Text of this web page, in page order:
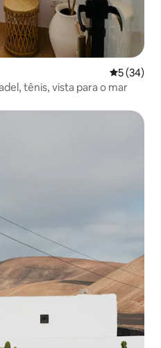
5 de uma
5 (34)
tênis, vista para o mar